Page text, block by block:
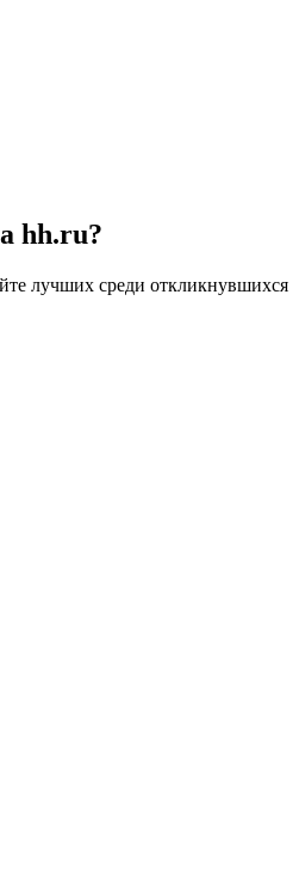
hh.ru?
лучших среди откликнувшихся